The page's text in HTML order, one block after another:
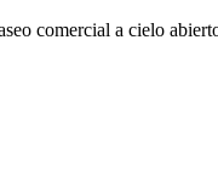
comercial a cielo